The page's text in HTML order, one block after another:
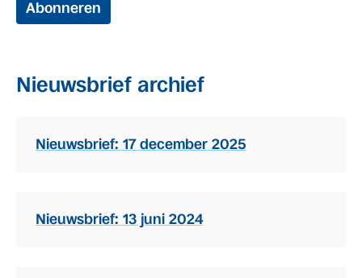
Abonneren
Nieuwsbrief archief
Nieuwsbrief: 17 december 2025
Nieuwsbrief: 13 juni 2024